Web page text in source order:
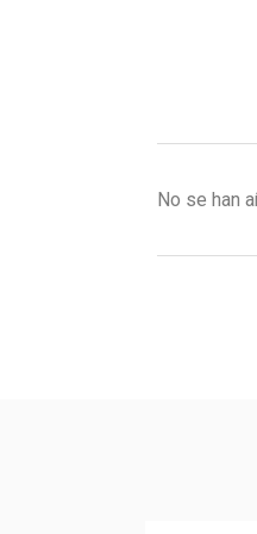
No se han